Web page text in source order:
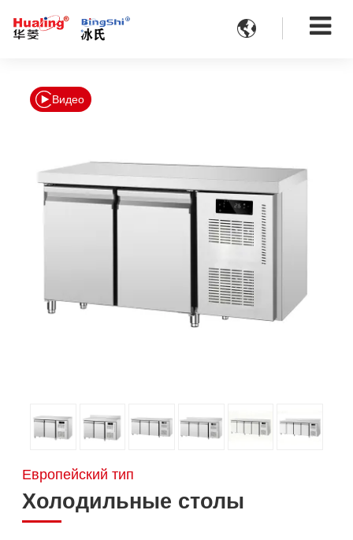

Видео
Европейский тип
Холодильные столы